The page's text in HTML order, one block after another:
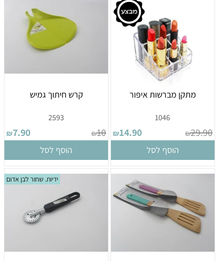
מתקן מברשות איפור
1046
₪29.90
₪14.90
הוסף לסל
קרש חיתוך גמיש
2593
₪10
₪7.90
הוסף לסל
ידיות. שחור לבן אדום